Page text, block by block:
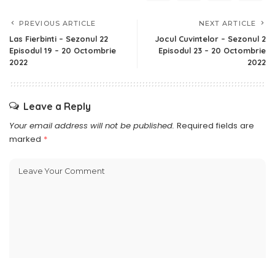
PREVIOUS ARTICLE
Las Fierbinti – Sezonul 22
Episodul 19 – 20 Octombrie
2022
NEXT ARTICLE
Jocul Cuvintelor – Sezonul 2
Episodul 23 – 20 Octombrie
2022
Leave a Reply
Your email address will not be published. Required fields are
marked *